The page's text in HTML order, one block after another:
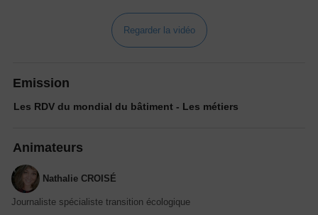
Regarder la vidéo
Emission
Les RDV du mondial du bâtiment - Les métiers
Animateurs
Nathalie CROISÉ
Journaliste spécialiste transition écologique